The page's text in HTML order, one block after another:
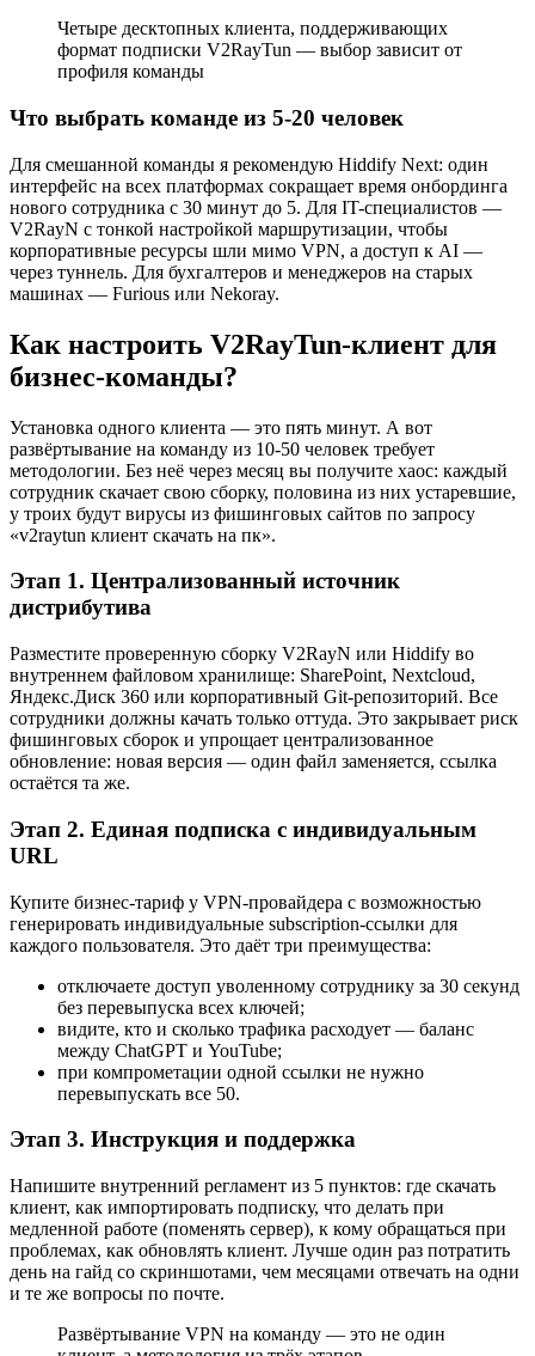
Четыре десктопных клиента, поддерживающих
формат подписки V2RayTun — выбор зависит от
профиля команды
Что выбрать команде из 5-20 человек
Для смешанной команды я рекомендую Hiddify Next: один
интерфейс на всех платформах сокращает время онбординга
нового сотрудника с 30 минут до 5. Для IT-специалистов —
V2RayN с тонкой настройкой маршрутизации, чтобы
корпоративные ресурсы шли мимо VPN, а доступ к AI —
через туннель. Для бухгалтеров и менеджеров на старых
машинах — Furious или Nekoray.
Как настроить V2RayTun-клиент для
бизнес-команды?
Установка одного клиента — это пять минут. А вот
развёртывание на команду из 10-50 человек требует
методологии. Без неё через месяц вы получите хаос: каждый
сотрудник скачает свою сборку, половина из них устаревшие,
у троих будут вирусы из фишинговых сайтов по запросу
«v2raytun клиент скачать на пк».
Этап 1. Централизованный источник
дистрибутива
Разместите проверенную сборку V2RayN или Hiddify во
внутреннем файловом хранилище: SharePoint, Nextcloud,
Яндекс.Диск 360 или корпоративный Git-репозиторий. Все
сотрудники должны качать только оттуда. Это закрывает риск
фишинговых сборок и упрощает централизованное
обновление: новая версия — один файл заменяется, ссылка
остаётся та же.
Этап 2. Единая подписка с индивидуальным
URL
Купите бизнес-тариф у VPN-провайдера с возможностью
генерировать индивидуальные subscription-ссылки для
каждого пользователя. Это даёт три преимущества:
отключаете доступ уволенному сотруднику за 30 секунд
без перевыпуска всех ключей;
видите, кто и сколько трафика расходует — баланс
между ChatGPT и YouTube;
при компрометации одной ссылки не нужно
перевыпускать все 50.
Этап 3. Инструкция и поддержка
Напишите внутренний регламент из 5 пунктов: где скачать
клиент, как импортировать подписку, что делать при
медленной работе (поменять сервер), к кому обращаться при
проблемах, как обновлять клиент. Лучше один раз потратить
день на гайд со скриншотами, чем месяцами отвечать на одни
и те же вопросы по почте.
Развёртывание VPN на команду — это не один